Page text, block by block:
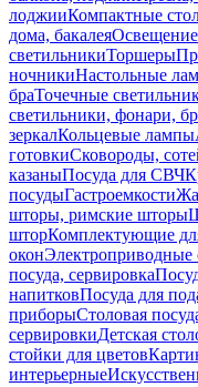
лоджииКомпактные
дома, бакалеяОсвещение
светильникиТоршеры
ночникиНастольные
браТочечные
светильники, фонари,
зеркалКольцевые лампы
готовкиСковороды,
казаныПосуда для СВЧ
посудыГастроемкости
шторы, римские шторы
шторКомплектующие
оконЭлектроприводные
посуда, сервировка
напитковПосуда для
приборыСтоловая
сервировкиДетская
стойки для цветов
интерьерные